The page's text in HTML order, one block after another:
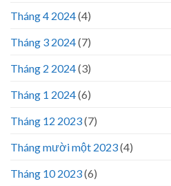
Tháng 4 2024(4)
Tháng 3 2024(7)
Tháng 2 2024(3)
Tháng 1 2024(6)
Tháng 12 2023(7)
Tháng mười một 2023(4)
Tháng 10 2023(6)